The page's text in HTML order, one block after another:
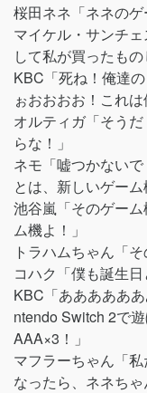
桜田ネネ「ネネのゲ
マイケル・サンチ
して私が買ったも
KBC「死ね！俺達
ぉおおおお！これ
オルティガ「そう
らな！」
ネモ「嘘つかない
とは、新しいゲーム
池谷嵐「そのゲー
ム機よ！」
トラハムちゃん「
コハク「僕も誕生
KBC「あああああ
ntendo Switch 2で
AAA×3！」
マフラーちゃん「
なったら、ネネち